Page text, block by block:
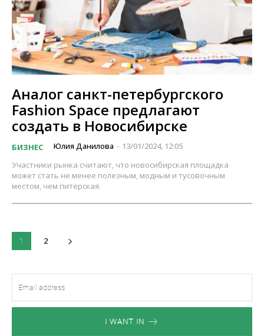
Аналог санкт-петербургского
Fashion Space предлагают
создать в Новосибирске
БИЗНЕС Юлия Данилова - 13/01/2024, 12:05
Участники рынка считают, что новосибирская площадка
может стать не менее полезным, модным и тусовочным
местом, чем питерская.
1 2
I WANT IN